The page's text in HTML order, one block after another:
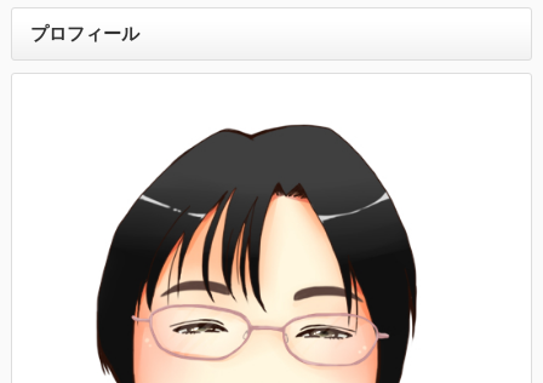
プロフィール